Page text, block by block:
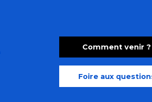
Comment venir ?
Foire aux